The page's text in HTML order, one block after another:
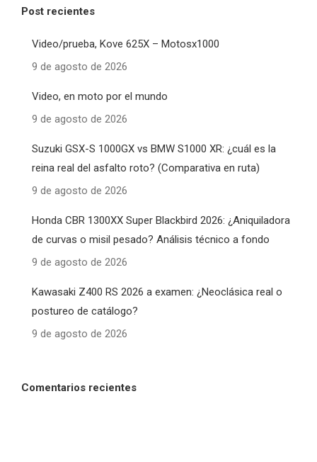
Post recientes
Video/prueba, Kove 625X – Motosx1000
9 de agosto de 2026
Video, en moto por el mundo
9 de agosto de 2026
Suzuki GSX-S 1000GX vs BMW S1000 XR: ¿cuál es la
reina real del asfalto roto? (Comparativa en ruta)
9 de agosto de 2026
Honda CBR 1300XX Super Blackbird 2026: ¿Aniquiladora
de curvas o misil pesado? Análisis técnico a fondo
9 de agosto de 2026
Kawasaki Z400 RS 2026 a examen: ¿Neoclásica real o
postureo de catálogo?
9 de agosto de 2026
Comentarios recientes